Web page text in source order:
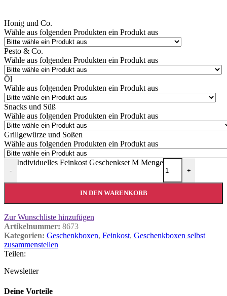
Honig und Co.
Wähle aus folgenden Produkten ein Produkt aus
Pesto & Co.
Wähle aus folgenden Produkten ein Produkt aus
Öl
Wähle aus folgenden Produkten ein Produkt aus
Snacks und Süß
Wähle aus folgenden Produkten ein Produkt aus
Grillgewürze und Soßen
Wähle aus folgenden Produkten ein Produkt aus
-
Individuelles Feinkost Geschenkset M Menge
+
IN DEN WARENKORB
Zur Wunschliste hinzufügen
Artikelnummer: 8673
Kategorien: Geschenkboxen, Feinkost, Geschenkboxen selbst
zusammenstellen
Teilen:
Newsletter
Deine Vorteile